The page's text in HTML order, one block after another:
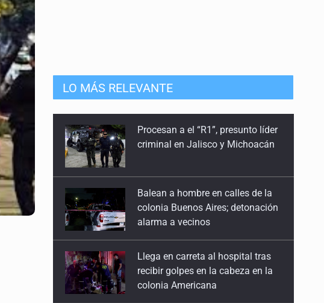
LO MÁS RELEVANTE
Procesan a el “R1”, presunto líder
criminal en Jalisco y Michoacán
Balean a hombre en calles de la
colonia Buenos Aires; detonación
alarma a vecinos
Llega en carreta al hospital tras
recibir golpes en la cabeza en la
colonia Americana